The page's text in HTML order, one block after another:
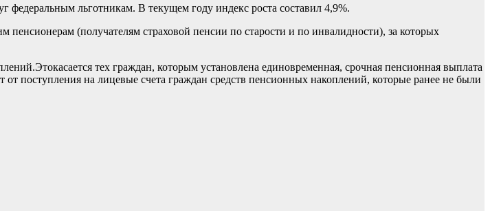
льготникам. В текущем году индекс роста составил 4,9%.
пенсионерам (получателям страховой пенсии по старости и по инвалидности), за которых
тех граждан, которым установлена единовременная, срочная пенсионная выплата
поступления на лицевые счета граждан средств пенсионных накоплений, которые ранее не были